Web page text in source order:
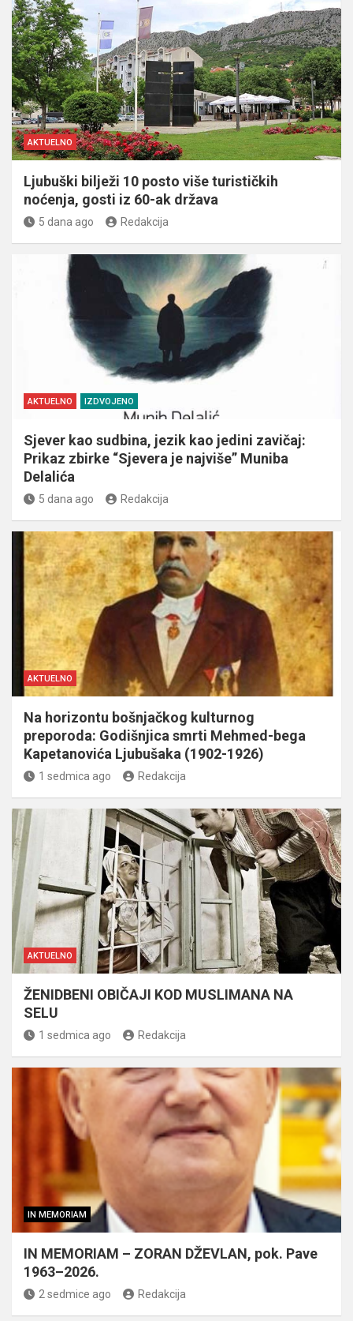
AKTUELNO
Ljubuški bilježi 10 posto više turističkih
noćenja, gosti iz 60-ak država
5 dana ago Redakcija
AKTUELNO IZDVOJENO
Sjever kao sudbina, jezik kao jedini zavičaj:
Prikaz zbirke “Sjevera je najviše” Muniba
Delalića
5 dana ago Redakcija
AKTUELNO
Na horizontu bošnjačkog kulturnog
preporoda: Godišnjica smrti Mehmed-bega
Kapetanovića Ljubušaka (1902-1926)
1 sedmica ago Redakcija
AKTUELNO
ŽENIDBENI OBIČAJI KOD MUSLIMANA NA
SELU
1 sedmica ago Redakcija
IN MEMORIAM
IN MEMORIAM – ZORAN DŽEVLAN, pok. Pave
1963–2026.
2 sedmice ago Redakcija